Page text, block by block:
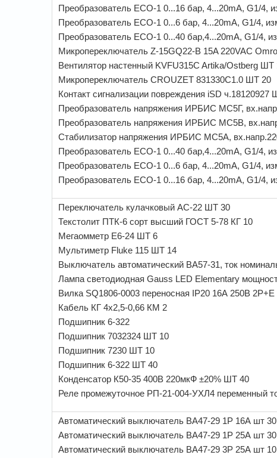
Преобразователь ECO-1 0...16 бар, 4...20mA, G1/4,
Преобразователь ECO-1 0...6 бар, 4...20mA, G1/4,
Преобразователь ECO-1 0...40 бар,4...20mA, G1/4,
Микропереключатель Z-15GQ22-B 15A 220VAC
Вентилятор настенный KVFU315C Artika/Ostberg ШТ
Микропереключатель CROUZET 831330С1.0 ШТ 20
Контакт сигнализации повреждения iSD ч.18120927
Преобразователь напряжения ИРБИС МС5Г,
Преобразователь напряжения ИРБИС МС5В,
Стабилизатор напряжения ИРБИС МС5А,
Преобразователь ECO-1 0...40 бар,4...20mA, G1/4,
Преобразователь ECO-1 0...6 бар, 4...20mA, G1/4,
Преобразователь ECO-1 0...16 бар, 4...20mA, G1/4,
Переключатель кулачковый АС-22 ШТ 30
Текстолит ПТК-6 сорт высший ГОСТ 5-78 КГ 10
Мегаомметр Е6-24 ШТ 6
Мультиметр Fluke 115 ШТ 14
Выключатель автоматический ВА57-31, ток
Лампа светодиодная Gauss LED Elementary
Вилка SQ1806-0003 переносная IP20 16А 250В
Кабель КГ 4х2,5-0,66 КМ 2
Подшипник 6-322
Подшипник 7032324 ШТ 10
Подшипник 7230 ШТ 10
Подшипник 6-322 ШТ 40
Конденсатор К50-35 400В 220мкФ ±20% ШТ 40
Реле промежуточное РП-21-004-УХЛ4 переменный
Автоматический выключатель ВА47-29 1Р 16А шт 30
Автоматический выключатель ВА47-29 1Р 25А шт 30
Автоматический выключатель ВА47-29 3Р 25А шт 10